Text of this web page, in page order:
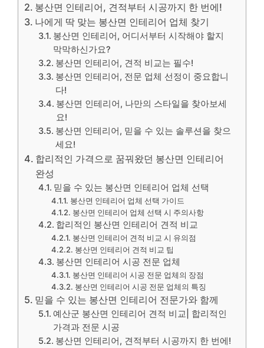
봉산면 인테리어, 견적부터 시공까지 한 번에!
나에게 딱 맞는 봉산면 인테리어 업체 찾기
봉산면 인테리어, 어디서부터 시작해야 할지
막막하신가요?
봉산면 인테리어, 견적 비교는 필수!
봉산면 인테리어, 전문 업체 선정이 중요합니
다!
봉산면 인테리어, 나만의 스타일을 찾아보세
요!
봉산면 인테리어, 믿을 수 있는 솔루션을 찾으
세요!
합리적인 가격으로 꿈꿔왔던 봉산면 인테리어
완성
믿을 수 있는 봉산면 인테리어 업체 선택
봉산면 인테리어 업체 선택 가이드
봉산면 인테리어 업체 선택 시 주의사항
합리적인 봉산면 인테리어 견적 비교
봉산면 인테리어 견적 비교 시 유의점
봉산면 인테리어 견적 비교 팁
봉산면 인테리어 시공 전문 업체
봉산면 인테리어 시공 전문 업체의 장점
봉산면 인테리어 시공 전문 업체의 특징
믿을 수 있는 봉산면 인테리어 전문가와 함께
예산군 봉산면 인테리어 견적 비교| 합리적인
가격과 전문 시공
봉산면 인테리어, 견적부터 시공까지 한 번에!